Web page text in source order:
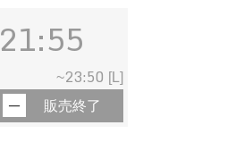
21:55
~23:50 [L]
販売終了